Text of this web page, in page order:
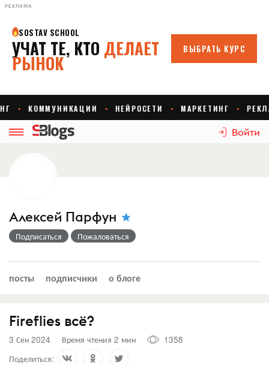
РЕКЛАМА
Войти
Алексей Парфун
Подписаться Пожаловаться
посты подписчики о блоге
Fireflies всё?
3 Сен 2024 Время чтения 2 мин
1358
Поделиться: